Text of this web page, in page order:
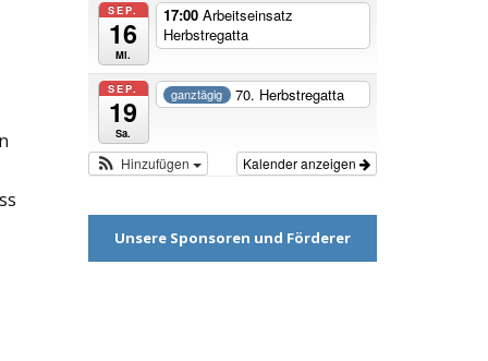
SEP.
16
Mi.
17:00 Arbeitseinsatz
Herbstregatta
SEP.
19
Sa.
ganztägig 70. Herbstregatta
Kalender anzeigen
Hinzufügen
Unsere Sponsoren und Förderer